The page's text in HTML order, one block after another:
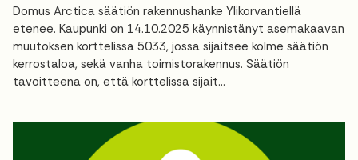
Domus Arctica säätiön rakennushanke Ylikorvantiellä
etenee. Kaupunki on 14.10.2025 käynnistänyt asemakaavan
muutoksen korttelissa 5033, jossa sijaitsee kolme säätiön
kerrostaloa, sekä vanha toimistorakennus. Säätiön
tavoitteena on, että korttelissa sijait...